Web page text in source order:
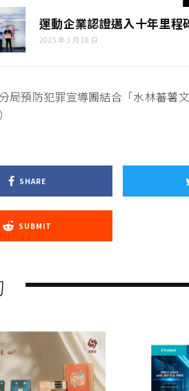
運動企業認證邁入十年里程
2025 年 3 月 18 日
局預防犯罪宣導團結合「水林蕃薯
SHARE
SUBMIT